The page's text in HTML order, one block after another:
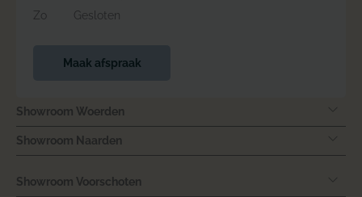
Zo
Gesloten
Maak afspraak
Showroom Woerden
Showroom Naarden
Showroom Voorschoten